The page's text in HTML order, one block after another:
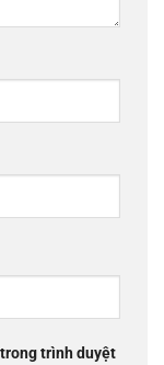
trình duyệt